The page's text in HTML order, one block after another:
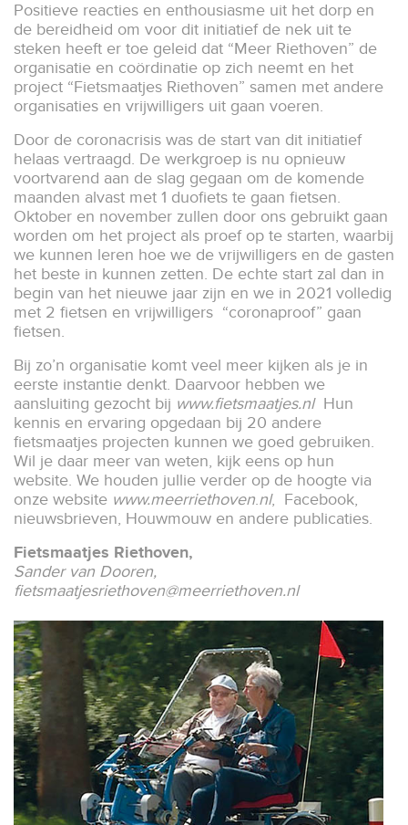
Positieve reacties en enthousiasme uit het dorp en
de bereidheid om voor dit initiatief de nek uit te
steken heeft er toe geleid dat “Meer Riethoven” de
organisatie en coördinatie op zich neemt en het
project “Fietsmaatjes Riethoven” samen met andere
organisaties en vrijwilligers uit gaan voeren.
Door de coronacrisis was de start van dit initiatief
helaas vertraagd. De werkgroep is nu opnieuw
voortvarend aan de slag gegaan om de komende
maanden alvast met 1 duofiets te gaan fietsen.
Oktober en november zullen door ons gebruikt gaan
worden om het project als proef op te starten, waarbij
we kunnen leren hoe we de vrijwilligers en de gasten
het beste in kunnen zetten. De echte start zal dan in
begin van het nieuwe jaar zijn en we in 2021 volledig
met 2 fietsen en vrijwilligers “coronaproof” gaan
fietsen.
Bij zo’n organisatie komt veel meer kijken als je in
eerste instantie denkt. Daarvoor hebben we
aansluiting gezocht bij www.fietsmaatjes.nlHun
kennis en ervaring opgedaan bij 20 andere
fietsmaatjes projecten kunnen we goed gebruiken.
Wil je daar meer van weten, kijk eens op hun
website. We houden jullie verder op de hoogte via
onze website www.meerriethoven.nl, Facebook,
nieuwsbrieven, Houwmouw en andere publicaties.
Fietsmaatjes Riethoven,
Sander van Dooren,
fietsmaatjesriethoven@meerriethoven.nl